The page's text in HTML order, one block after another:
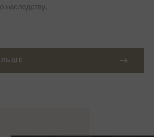
наследству.